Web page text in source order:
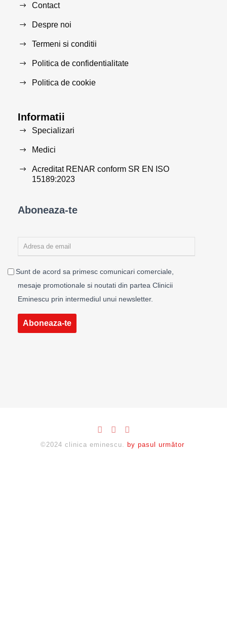
Contact
Despre noi
Termeni si conditii
Politica de confidentialitate
Politica de cookie
Informatii
Specializari
Medici
Acreditat RENAR conform SR EN ISO
15189:2023
Aboneaza-te
Sunt de acord sa primesc comunicari comerciale,
mesaje promotionale si noutati din partea Clinicii
Eminescu prin intermediul unui newsletter.
Aboneaza-te
©2024 clinica eminescu. by pasul următor